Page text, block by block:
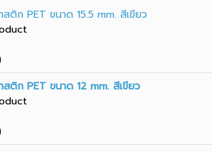
ติก PET ขนาด 15.5 mm. สีเขียว
ติก PET ขนาด 12 mm. สีเขียว